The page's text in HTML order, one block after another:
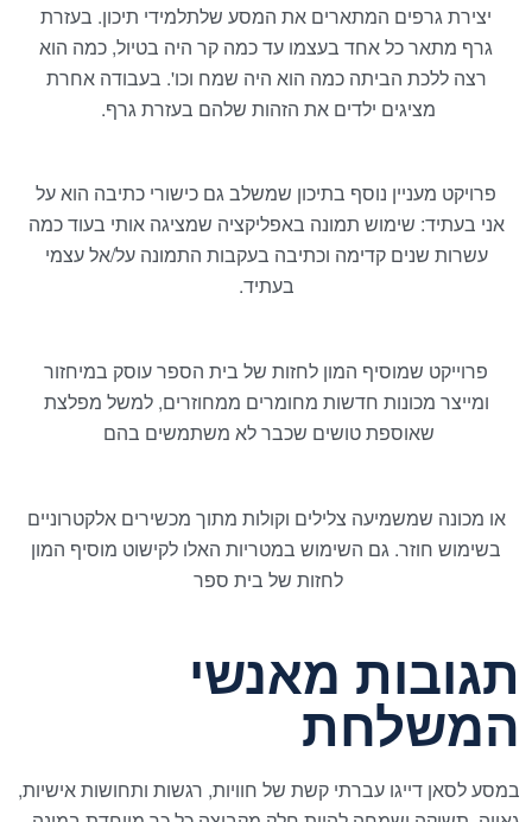
יצירת גרפים המתארים את המסע שלתלמידי תיכון. בעזרת
גרף מתאר כל אחד בעצמו עד כמה קר היה בטיול, כמה הוא
רצה ללכת הביתה כמה הוא היה שמח וכו'. בעבודה אחרת
מציגים ילדים את הזהות שלהם בעזרת גרף.
פרויקט מעניין נוסף בתיכון שמשלב גם כישורי כתיבה הוא על
אני בעתיד: שימוש תמונה באפליקציה שמציגה אותי בעוד כמה
עשרות שנים קדימה וכתיבה בעקבות התמונה על/אל עצמי
בעתיד.
פרוייקט שמוסיף המון לחזות של בית הספר עוסק במיחזור
ומייצר מכונות חדשות מחומרים ממחוזרים, למשל מפלצת
שאוספת טושים שכבר לא משתמשים בהם
או מכונה שמשמיעה צלילים וקולות מתוך מכשירים אלקטרוניים
בשימוש חוזר. גם השימוש במטריות האלו לקישוט מוסיף המון
לחזות של בית ספר
תגובות מאנשי
המשלחת
במסע לסאן דייגו עברתי קשת של חוויות, רגשות ותחושות אישיות,